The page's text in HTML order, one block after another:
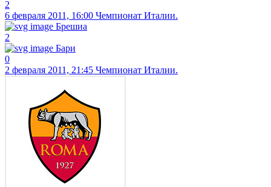
2
6 февраля 2011, 16:00 Чемпионат Италии.
Брешиа
2
Бари
0
2 февраля 2011, 21:45 Чемпионат Италии.